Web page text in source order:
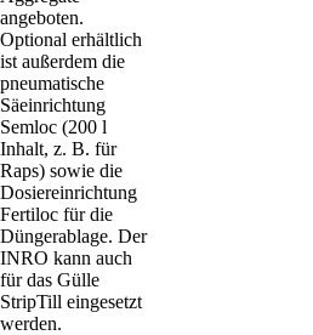
angeboten.
Optional erhältlich
ist außerdem die
pneumatische
Säeinrichtung
Semloc (200 l
Inhalt, z. B. für
Raps) sowie die
Dosiereinrichtung
Fertiloc für die
Düngerablage. Der
INRO kann auch
für das Gülle
StripTill eingesetzt
werden.